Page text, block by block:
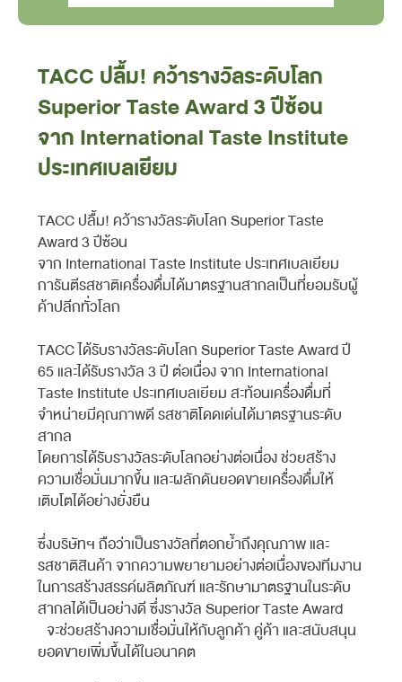
TACC ปลื้ม! คว้ารางวัลระดับโลก
Superior Taste Award 3 ปีซ้อน
จาก International Taste Institute
ประเทศเบลเยียม
TACC ปลื้ม! คว้ารางวัลระดับโลก Superior Taste
Award 3 ปีซ้อน
จาก International Taste Institute ประเทศเบลเยียม
การันตีรสชาติเครื่องดื่มได้มาตรฐานสากลเป็นที่ยอมรับผู้
ค้าปลีกทั่วโลก
TACC ได้รับรางวัลระดับโลก Superior Taste Award ปี
65 และได้รับรางวัล 3 ปี ต่อเนื่อง จาก International
Taste Institute ประเทศเบลเยียม สะท้อนเครื่องดื่มที่
จำหน่ายมีคุณภาพดี รสชาติโดดเด่นได้มาตรฐานระดับ
สากล
โดยการได้รับรางวัลระดับโลกอย่างต่อเนื่อง ช่วยสร้าง
ความเชื่อมั่นมากขึ้น และผลักดันยอดขายเครื่องดื่มให้
เติบโตได้อย่างยั่งยืน
ซึ่งบริษัทฯ ถือว่าเป็นรางวัลที่ตอกย้ำถึงคุณภาพ และ
รสชาติสินค้า จากความพยายามอย่างต่อเนื่องของทีมงาน
ในการสร้างสรรค์ผลิตภัณฑ์ และรักษามาตรฐานในระดับ
สากลได้เป็นอย่างดี ซึ่งรางวัล Superior Taste Award
จะช่วยสร้างความเชื่อมั่นให้กับลูกค้า คู่ค้า และสนับสนุน
ยอดขายเพิ่มขึ้นได้ในอนาคต